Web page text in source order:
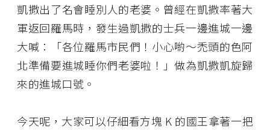
凱撒出了名會睡別人的老婆。曾經在凱撒率著大
軍返回羅馬時，發生過凱撒的士兵一邊進城一邊
大喊：「各位羅馬市民們！小心喲～禿頭的色阿
北準備要進城睡你們老婆啦！」做為凱撒凱旋歸
來的進城口號。
今天呢，大家可以仔細看方塊 K 的國王拿著一把